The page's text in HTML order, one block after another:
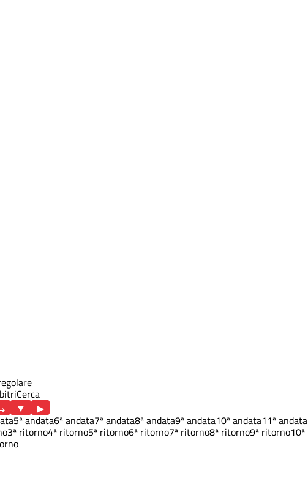
Cerca
▶
5ª andata6ª andata7ª andata8ª andata9ª andata10ª andata11ª andata
3ª ritorno4ª ritorno5ª ritorno6ª ritorno7ª ritorno8ª ritorno9ª ritorno10ª